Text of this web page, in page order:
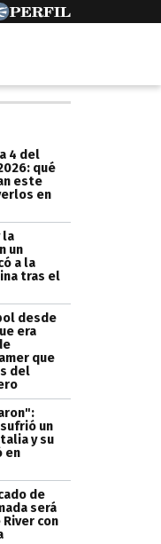
4 del
qué
este
en
la
un
a la
tras el
desde
era
que
del
un
y su
en
de
será
con